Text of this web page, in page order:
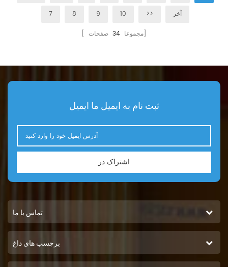
7 8 9 10 >> آخر
[ مجموعا 34 صفحات]
ثبت نام به ایمیل ما ایمیل
اشتراک در
تماس با ما
برچسب های داغ